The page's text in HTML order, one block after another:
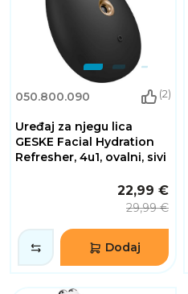
050.800.090 (2)
Uređaj za njegu lica
GESKE Facial Hydration
Refresher, 4u1, ovalni, sivi
22,99 €
29,99 €
Dodaj